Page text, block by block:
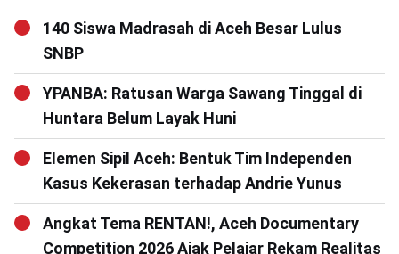
140 Siswa Madrasah di Aceh Besar Lulus
SNBP
YPANBA: Ratusan Warga Sawang Tinggal di
Huntara Belum Layak Huni
Elemen Sipil Aceh: Bentuk Tim Independen
Kasus Kekerasan terhadap Andrie Yunus
Angkat Tema RENTAN!, Aceh Documentary
Competition 2026 Ajak Pelajar Rekam Realitas